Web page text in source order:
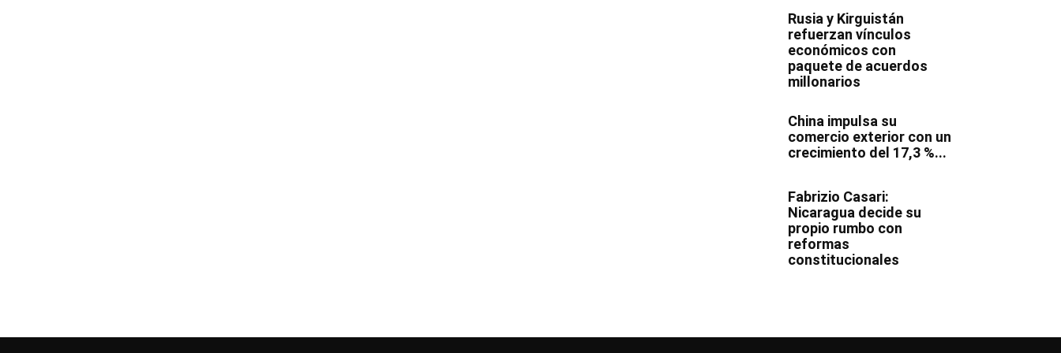
Rusia y Kirguistán
refuerzan vínculos
económicos con
paquete de acuerdos
millonarios
China impulsa su
comercio exterior con un
crecimiento del 17,3 %...
Fabrizio Casari:
Nicaragua decide su
propio rumbo con
reformas
constitucionales